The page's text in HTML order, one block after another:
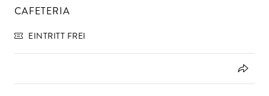
CAFETERIA
EINTRITT FREI